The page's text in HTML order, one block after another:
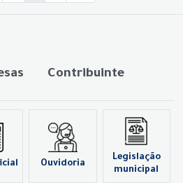
Contribuinte
Ouvidoria
Legislação
municipal